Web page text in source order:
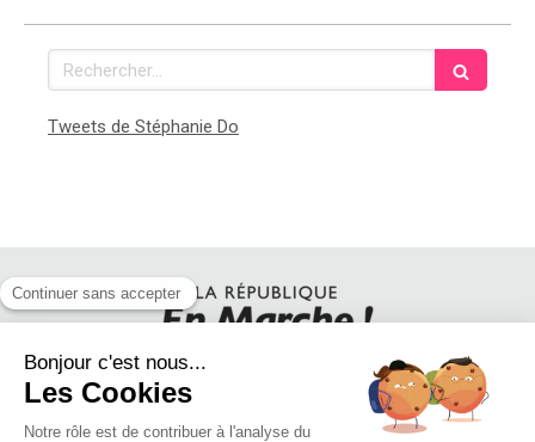
Rechercher
Tweets de Stéphanie Do
SUIVEZ STEPHANIE DO SUR LES RESEAUX SOCIAUX